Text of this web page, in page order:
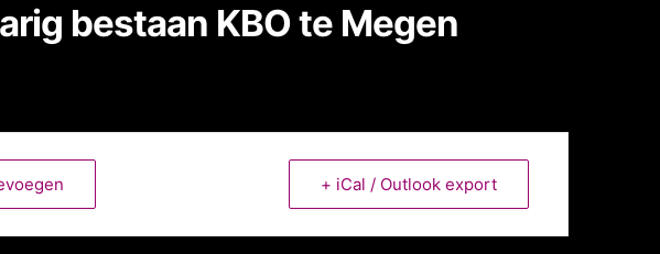
bestaan KBO te Megen
+ iCal / Outlook export